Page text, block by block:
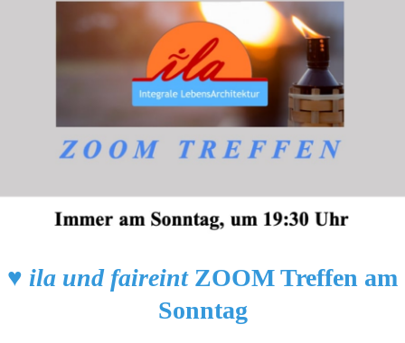
♥️ ila und faireint ZOOM Treffen am
Sonntag